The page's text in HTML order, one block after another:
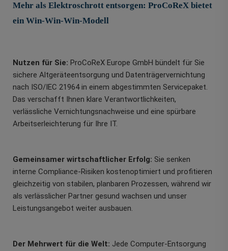
Mehr als Elektroschrott entsorgen: ProCoReX bietet
ein Win-Win-Win-Modell
Nutzen für Sie: ProCoReX Europe GmbH bündelt für Sie
sichere Altgeräteentsorgung und Datenträgervernichtung
nach ISO/IEC 21964 in einem abgestimmten Servicepaket.
Das verschafft Ihnen klare Verantwortlichkeiten,
verlässliche Vernichtungsnachweise und eine spürbare
Arbeitserleichterung für Ihre IT.
Gemeinsamer wirtschaftlicher Erfolg: Sie senken
interne Compliance-Risiken kostenoptimiert und profitieren
gleichzeitig von stabilen, planbaren Prozessen, während wir
als verlässlicher Partner gesund wachsen und unser
Leistungsangebot weiter ausbauen.
Der Mehrwert für die Welt: Jede Computer-Entsorgung